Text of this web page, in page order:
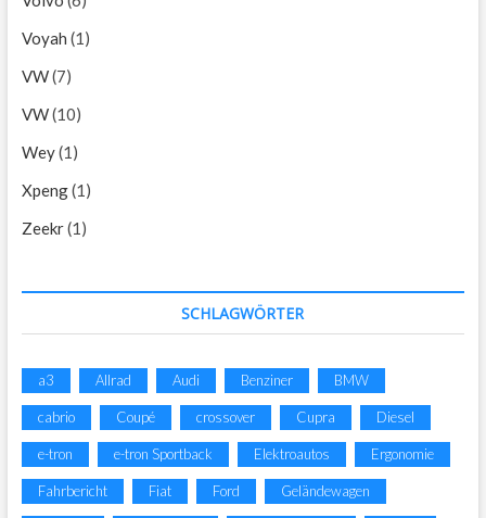
Voyah (1)
VW(7)
VW(10)
Wey(1)
Xpeng(1)
Zeekr(1)
SCHLAGWÖRTER
a3 Allrad Audi Benziner BMW
cabrio Coupé crossover Cupra Diesel
e-tron e-tron Sportback Elektroautos Ergonomie
Fahrbericht Fiat Ford Geländewagen